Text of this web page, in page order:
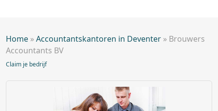
Home »Accountantskantoren in Deventer » Brouwers
Accountants BV
Claim je bedrijf